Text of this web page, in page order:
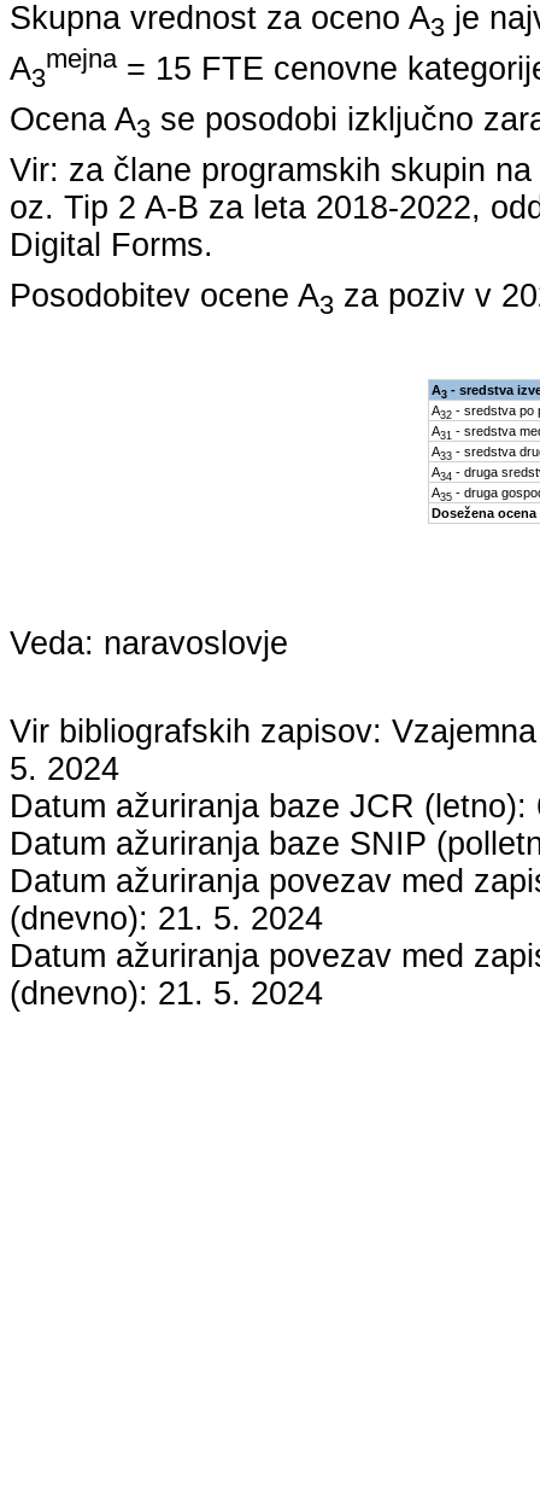
Skupna vrednost za oceno A3 je
A3
mejna= 15 FTE cenovne
Ocena A3 se posodobi izključno
Vir: za člane programskih skupin
oz. Tip 2 A-B za leta 2018-2022,
Digital Forms.
Posodobitev ocene A3 za poziv v
A3- sredstva
A32- sredstva po
A31 - sredstva
A33- sredstva
A34 - druga
A35- druga
Dosežena ocena
Veda: naravoslovje
Vir bibliografskih zapisov:
5. 2024
Datum ažuriranja baze JCR (letno):
Datum ažuriranja baze SNIP
Datum ažuriranja povezav med
(dnevno): 21. 5. 2024
Datum ažuriranja povezav med
(dnevno): 21. 5. 2024